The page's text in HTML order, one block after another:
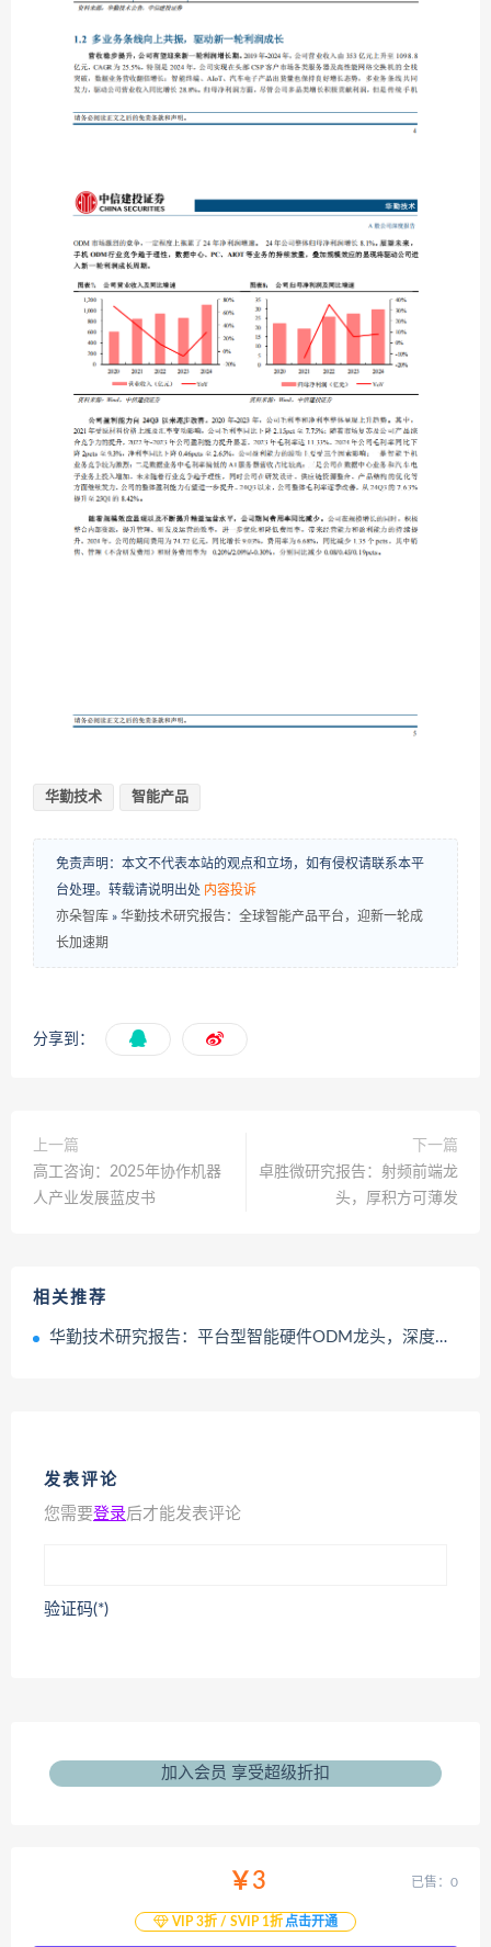
华勤技术 智能产品
免责声明：本文不代表本站的观点和立场，如有侵权请联系本平
台处理。转载请说明出处 内容投诉
亦朵智库 » 华勤技术研究报告：全球智能产品平台，迎新一轮成
长加速期
分享到：
上一篇
高工咨询：2025年协作机器
人产业发展蓝皮书
下一篇
卓胜微研究报告：射频前端龙
头，厚积方可薄发
相关推荐
华勤技术研究报告：平台型智能硬件ODM龙头，深度受益AI浪潮
发表评论
您需要登录后才能发表评论
验证码(*)
加入会员 享受超级折扣
￥3
VIP 3折 / SVIP 1折 点击开通
已售：0